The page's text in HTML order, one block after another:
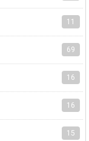
11
69
16
16
15